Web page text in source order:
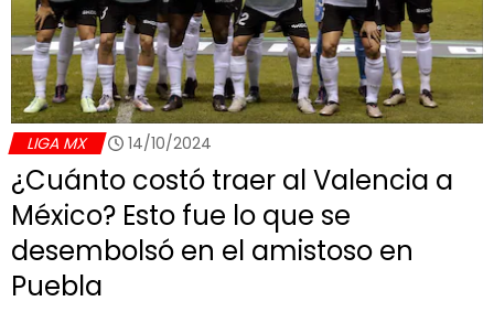
LIGA MX 14/10/2024
¿Cuánto costó traer al Valencia a
México? Esto fue lo que se
desembolsó en el amistoso en
Puebla